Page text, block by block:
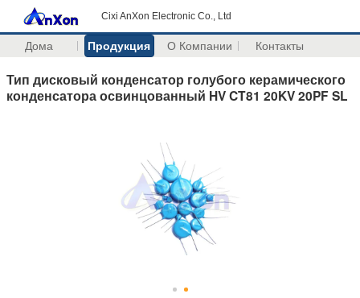
Cixi AnXon Electronic Co., Ltd
Дома Продукция О Компании Контакты
Тип дисковый конденсатор голубого керамического
конденсатора освинцованный HV CT81 20KV 20PF SL